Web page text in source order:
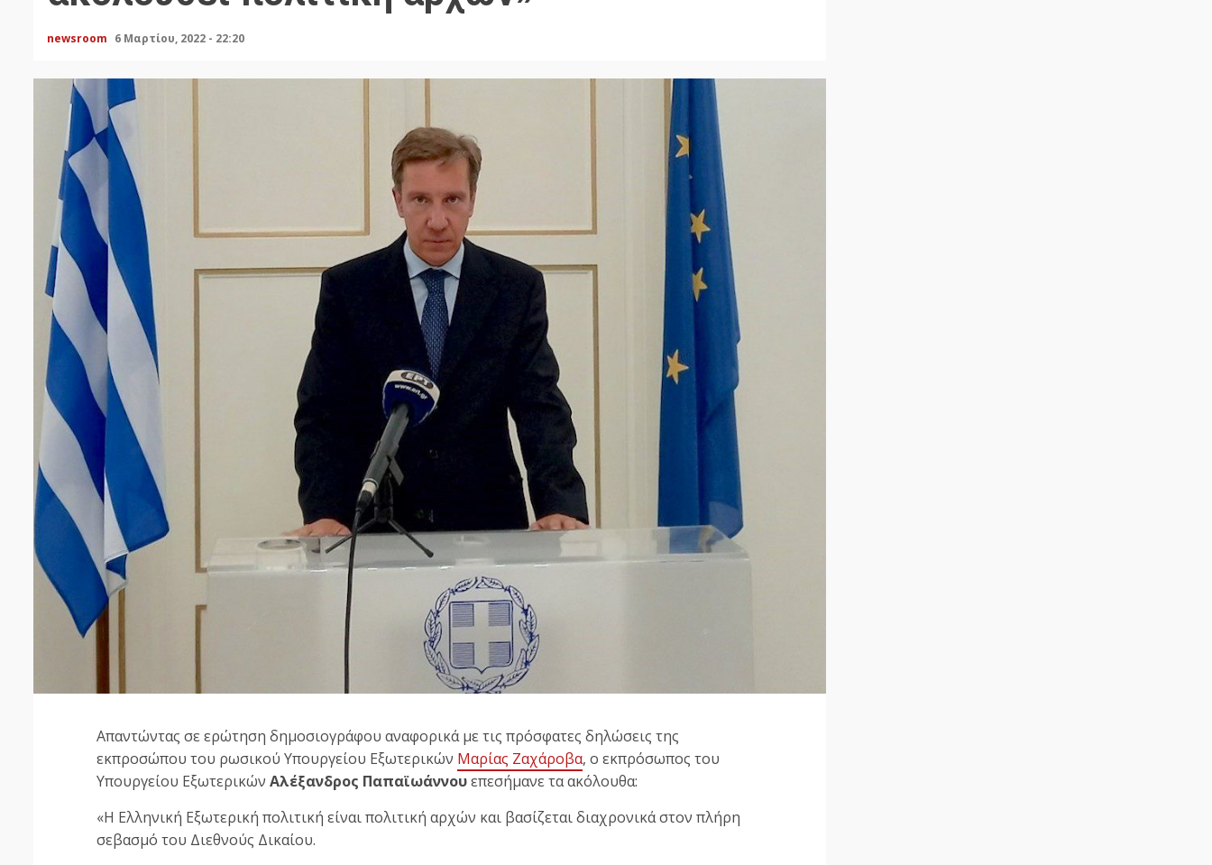
newsroom 6 Μαρτίου, 2022 - 22:20
Απαντώντας σε ερώτηση δημοσιογράφου αναφορικά με τις πρόσφατες δηλώσεις της
εκπροσώπου του ρωσικού Υπουργείου Εξωτερικών Μαρίας Ζαχάροβα, ο εκπρόσωπος του
Υπουργείου Εξωτερικών Αλέξανδρος Παπαϊωάννουεπεσήμανε τα ακόλουθα:
«Η Ελληνική Εξωτερική πολιτική είναι πολιτική αρχών και βασίζεται διαχρονικά στον πλήρη
σεβασμό του Διεθνούς Δικαίου.